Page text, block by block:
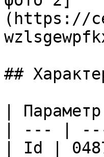
(https://
##
|
| --- |
| Id |